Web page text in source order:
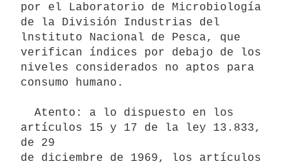
por el Laboratorio de Microbiología
de la División Industrias del
lnstituto Nacional de Pesca, que
verifican índices por debajo de los
niveles considerados no aptos para
consumo humano.
artículos 15 y 17 de la ley 13.833,
de 29
de diciembre de 1969, los artículos